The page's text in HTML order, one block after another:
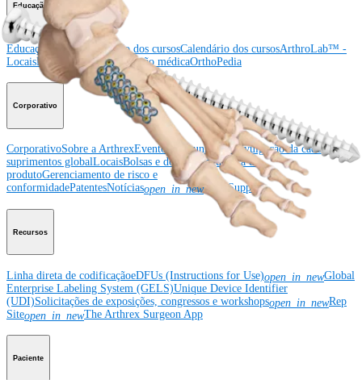
Educação médica
Educação médica Descrição dos cursosCalendário dos cursosArthroLab™ -
LocaisNossa equipe de educação médicaOrthoPedia
Corporativo
CorporativoSobre a ArthrexEventos comunitáriosDivulgação da cadeia de
suprimentos globalLocaisBolsas e doações Segurança do
produtoGerenciamento de risco e
conformidadePatentesNotíciasopen_in_newSBA Support
Recursos
Linha direta de codificaçãoeDFUs (Instructions for Use)open_in_newGlobal
Enterprise Labeling System (GELS)Unique Device Identifier
(UDI)Solicitações de exposições, congressos e workshopsopen_in_newRep
Siteopen_in_newThe Arthrex Surgeon App
Paciente